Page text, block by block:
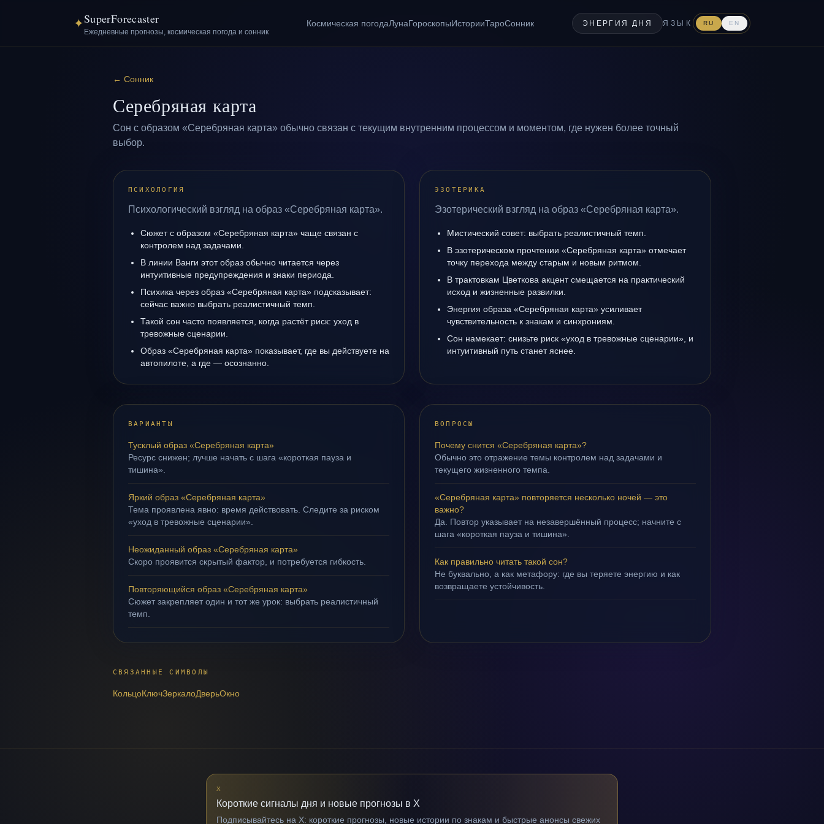
✦SuperForecaster
Ежедневные прогнозы, космическая погода и сонник
Космическая погодаЛунаГороскопыИсторииТароСонник ЭНЕРГИЯ ДНЯ ЯЗЫК RU EN
← Сонник
Серебряная карта
Сон с образом «Серебряная карта» обычно связан с текущим внутренним процессом и моментом, где нужен более точный
выбор.
ПСИХОЛОГИЯ
Психологический взгляд на образ «Серебряная карта».
Сюжет с образом «Серебряная карта» чаще связан с
контролем над задачами.
В линии Ванги этот образ обычно читается через
интуитивные предупреждения и знаки периода.
Психика через образ «Серебряная карта» подсказывает:
сейчас важно выбрать реалистичный темп.
Такой сон часто появляется, когда растёт риск: уход в
тревожные сценарии.
Образ «Серебряная карта» показывает, где вы действуете на
автопилоте, а где — осознанно.
ЭЗОТЕРИКА
Эзотерический взгляд на образ «Серебряная карта».
Мистический совет: выбрать реалистичный темп.
В эзотерическом прочтении «Серебряная карта» отмечает
точку перехода между старым и новым ритмом.
В трактовкам Цветкова акцент смещается на практический
исход и жизненные развилки.
Энергия образа «Серебряная карта» усиливает
чувствительность к знакам и синхрониям.
Сон намекает: снизьте риск «уход в тревожные сценарии», и
интуитивный путь станет яснее.
ВАРИАНТЫ
Тусклый образ «Серебряная карта»
Ресурс снижен; лучше начать с шага «короткая пауза и
тишина».
Яркий образ «Серебряная карта»
Тема проявлена явно: время действовать. Следите за риском
«уход в тревожные сценарии».
Неожиданный образ «Серебряная карта»
Скоро проявится скрытый фактор, и потребуется гибкость.
Повторяющийся образ «Серебряная карта»
Сюжет закрепляет один и тот же урок: выбрать реалистичный
темп.
ВОПРОСЫ
Почему снится «Серебряная карта»?
Обычно это отражение темы контролем над задачами и
текущего жизненного темпа.
«Серебряная карта» повторяется несколько ночей — это
важно?
Да. Повтор указывает на незавершённый процесс; начните с
шага «короткая пауза и тишина».
Как правильно читать такой сон?
Не буквально, а как метафору: где вы теряете энергию и как
возвращаете устойчивость.
СВЯЗАННЫЕ СИМВОЛЫ
КольцоКлючЗеркалоДверьОкно
X
Короткие сигналы дня и новые прогнозы в X
Подписывайтесь на X: короткие прогнозы, новые истории по знакам и быстрые анонсы свежих